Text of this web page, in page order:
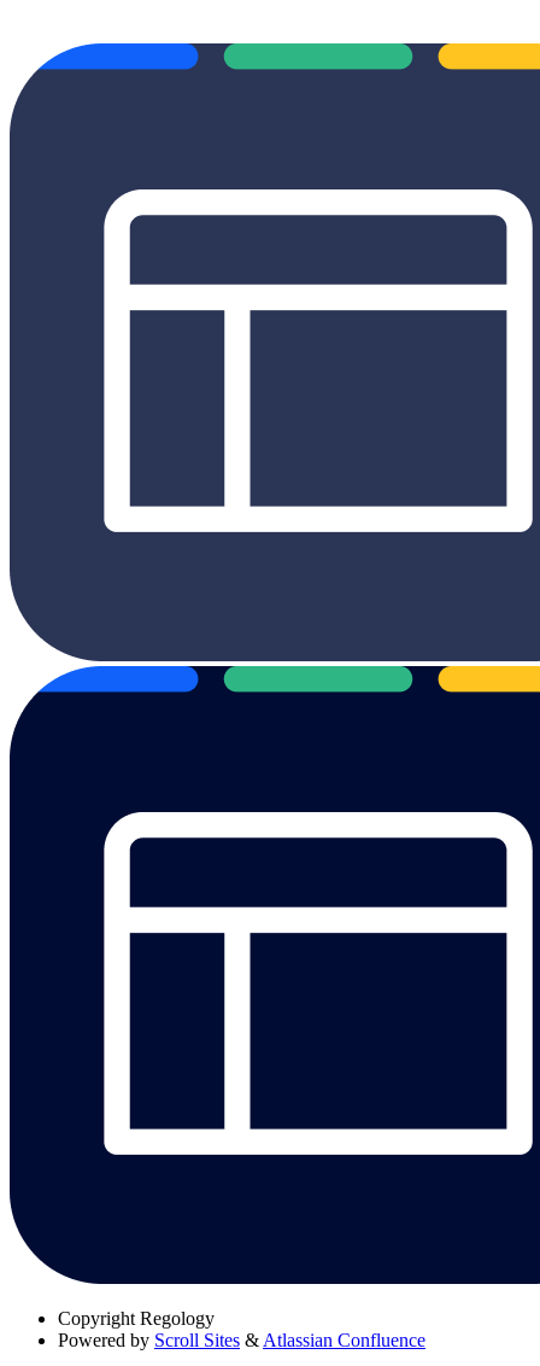
Copyright Regology
Powered by Scroll Sites & Atlassian Confluence